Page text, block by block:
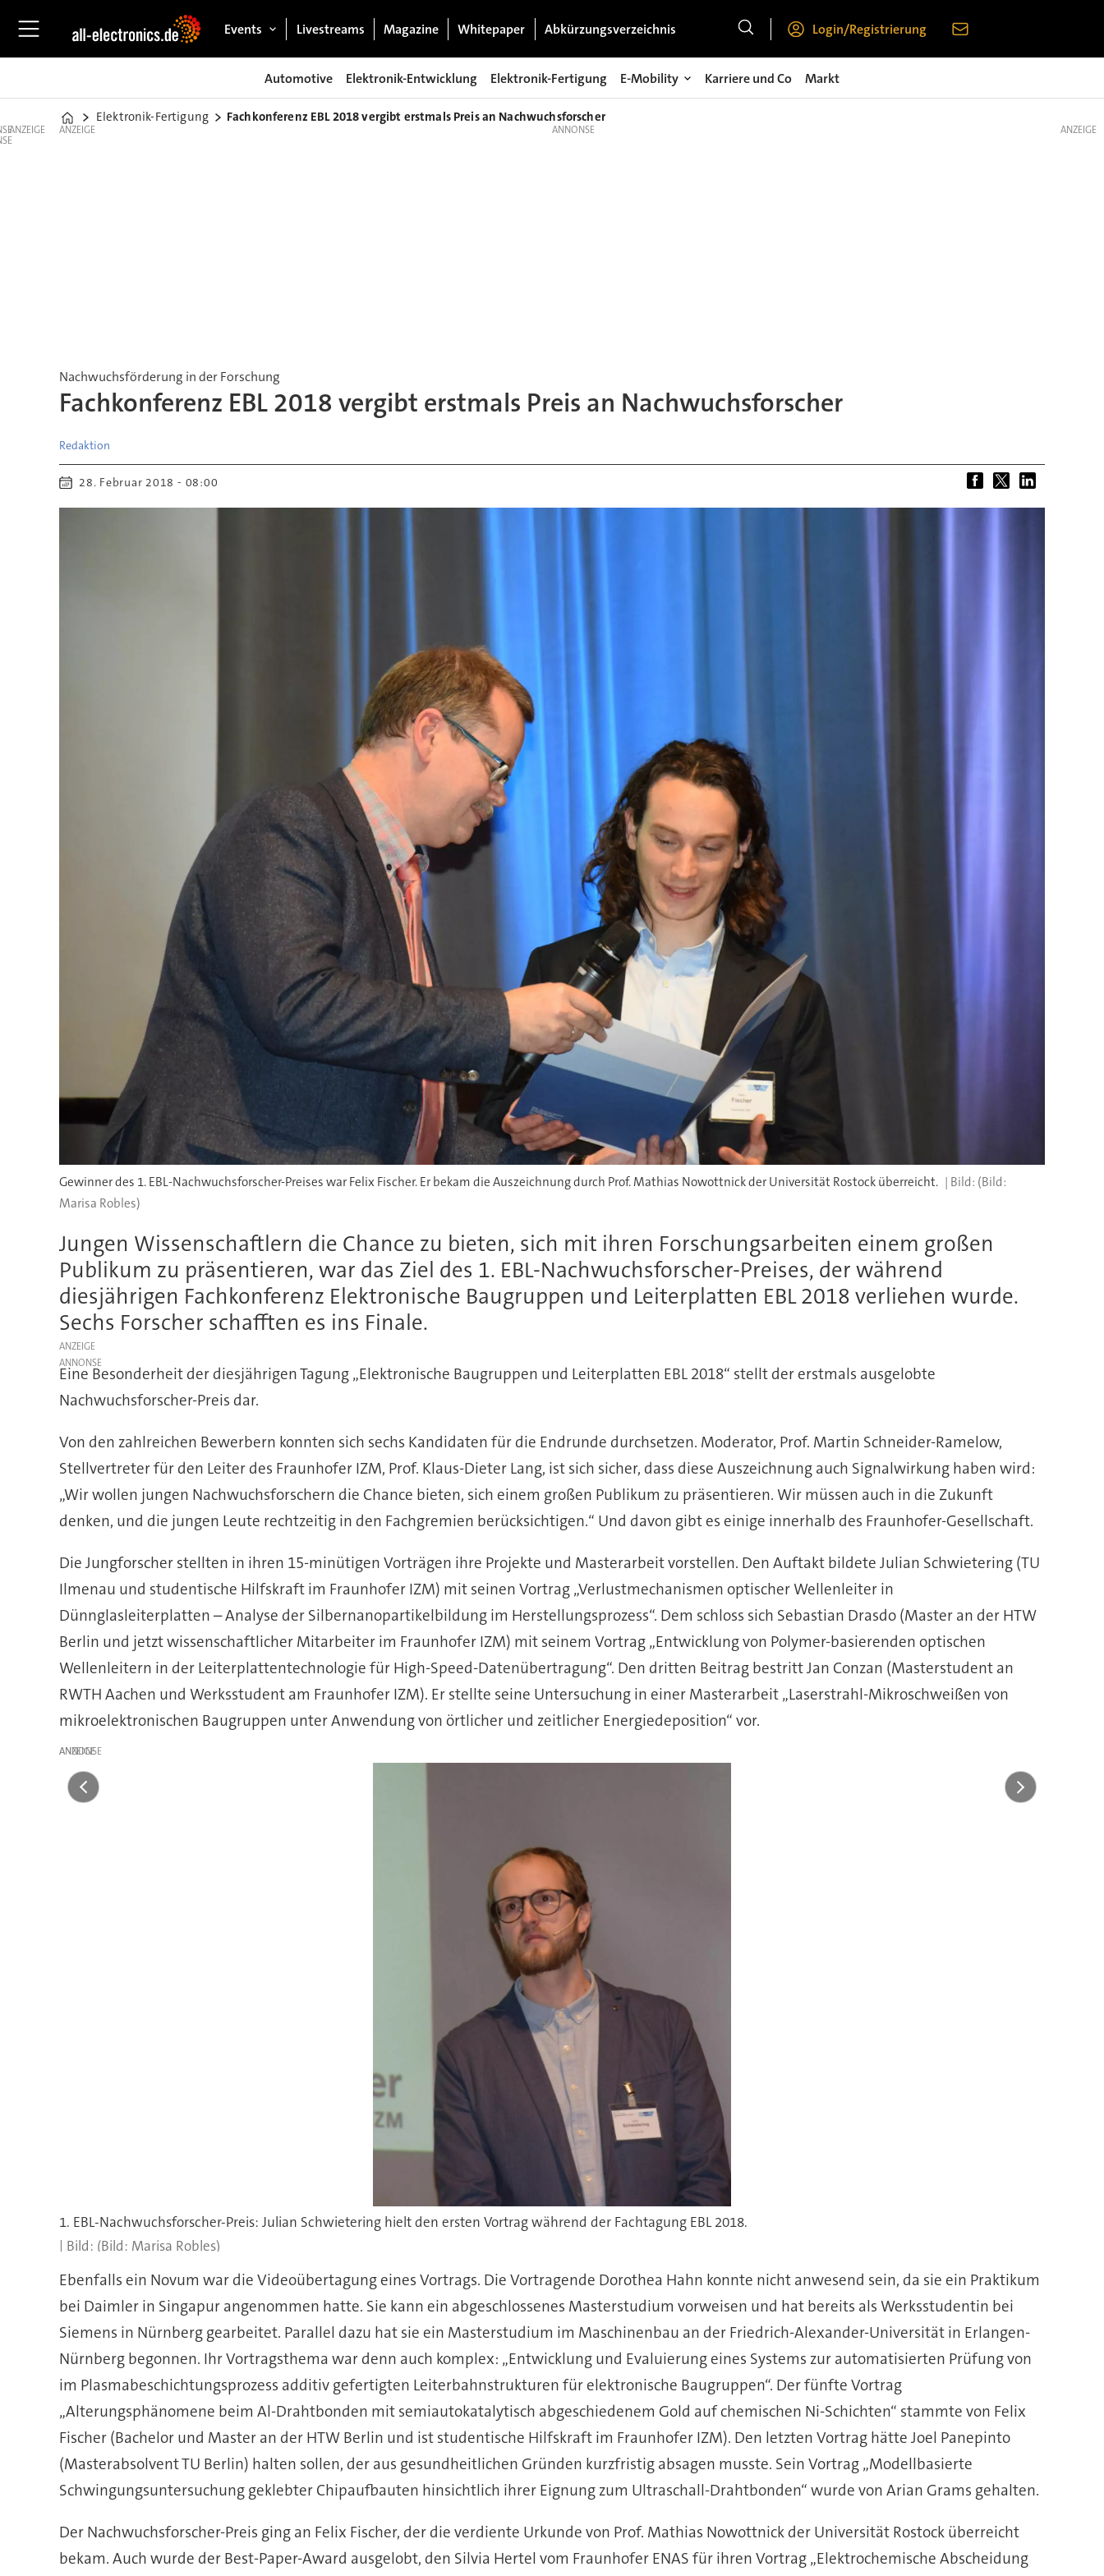
Events Livestreams Magazine Whitepaper Abkürzungsverzeichnis Login/Registrierung
Automotive Elektronik-Entwicklung Elektronik-Fertigung E-Mobility Karriere und Co Markt
Home
Elektronik-Fertigung Fachkonferenz EBL 2018 vergibt erstmals Preis an Nachwuchsforscher
ANZEIGE ANZEIGE
Nachwuchsförderung in der Forschung
Fachkonferenz EBL 2018 vergibt erstmals Preis an Nachwuchsforscher
Redaktion
28. Februar 2018 - 08:00
Gewinner des 1. EBL-Nachwuchsforscher-Preises war Felix Fischer. Er bekam die Auszeichnung durch Prof. Mathias Nowottnick der Universität Rostock überreicht.
(Bild:
Marisa Robles)
Jungen Wissenschaftlern die Chance zu bieten, sich mit ihren Forschungsarbeiten einem großen
Publikum zu präsentieren, war das Ziel des 1. EBL-Nachwuchsforscher-Preises, der während
diesjährigen Fachkonferenz Elektronische Baugruppen und Leiterplatten EBL 2018 verliehen wurde.
Sechs Forscher schafften es ins Finale.
ANZEIGE
Eine Besonderheit der diesjährigen Tagung „Elektronische Baugruppen und Leiterplatten EBL 2018“ stellt der erstmals ausgelobte
Nachwuchsforscher-Preis dar.
Von den zahlreichen Bewerbern konnten sich sechs Kandidaten für die Endrunde durchsetzen. Moderator, Prof. Martin Schneider-Ramelow,
Stellvertreter für den Leiter des Fraunhofer IZM, Prof. Klaus-Dieter Lang, ist sich sicher, dass diese Auszeichnung auch Signalwirkung haben wird:
„Wir wollen jungen Nachwuchsforschern die Chance bieten, sich einem großen Publikum zu präsentieren. Wir müssen auch in die Zukunft
denken, und die jungen Leute rechtzeitig in den Fachgremien berücksichtigen.“ Und davon gibt es einige innerhalb des Fraunhofer-Gesellschaft.
Die Jungforscher stellten in ihren 15-minütigen Vorträgen ihre Projekte und Masterarbeit vorstellen. Den Auftakt bildete Julian Schwietering (TU
Ilmenau und studentische Hilfskraft im Fraunhofer IZM) mit seinen Vortrag „Verlustmechanismen optischer Wellenleiter in
Dünnglasleiterplatten – Analyse der Silbernanopartikelbildung im Herstellungsprozess“. Dem schloss sich Sebastian Drasdo (Master an der HTW
Berlin und jetzt wissenschaftlicher Mitarbeiter im Fraunhofer IZM) mit seinem Vortrag „Entwicklung von Polymer-basierenden optischen
Wellenleitern in der Leiterplattentechnologie für High-Speed-Datenübertragung“. Den dritten Beitrag bestritt Jan Conzan (Masterstudent an
RWTH Aachen und Werksstudent am Fraunhofer IZM). Er stellte seine Untersuchung in einer Masterarbeit „Laserstrahl-Mikroschweißen von
mikroelektronischen Baugruppen unter Anwendung von örtlicher und zeitlicher Energiedeposition“ vor.
ANZEIGE
1. EBL-Nachwuchsforscher-Preis: Julian Schwietering hielt den ersten Vortrag während der Fachtagung EBL 2018.
(Bild: Marisa Robles)
Ebenfalls ein Novum war die Videoübertagung eines Vortrags. Die Vortragende Dorothea Hahn konnte nicht anwesend sein, da sie ein Praktikum
bei Daimler in Singapur angenommen hatte. Sie kann ein abgeschlossenes Masterstudium vorweisen und hat bereits als Werksstudentin bei
Siemens in Nürnberg gearbeitet. Parallel dazu hat sie ein Masterstudium im Maschinenbau an der Friedrich-Alexander-Universität in Erlangen-
Nürnberg begonnen. Ihr Vortragsthema war denn auch komplex: „Entwicklung und Evaluierung eines Systems zur automatisierten Prüfung von
im Plasmabeschichtungsprozess additiv gefertigten Leiterbahnstrukturen für elektronische Baugruppen“. Der fünfte Vortrag
„Alterungsphänomene beim Al-Drahtbonden mit semiautokatalytisch abgeschiedenem Gold auf chemischen Ni-Schichten“ stammte von Felix
Fischer (Bachelor und Master an der HTW Berlin und ist studentische Hilfskraft im Fraunhofer IZM). Den letzten Vortrag hätte Joel Panepinto
(Masterabsolvent TU Berlin) halten sollen, der aus gesundheitlichen Gründen kurzfristig absagen musste. Sein Vortrag „Modellbasierte
Schwingungsuntersuchung geklebter Chipaufbauten hinsichtlich ihrer Eignung zum Ultraschall-Drahtbonden“ wurde von Arian Grams gehalten.
Der Nachwuchsforscher-Preis ging an Felix Fischer, der die verdiente Urkunde von Prof. Mathias Nowottnick der Universität Rostock überreicht
bekam. Auch wurde der Best-Paper-Award ausgelobt, den Silvia Hertel vom Fraunhofer ENAS für ihren Vortrag „Elektrochemische Abscheidung
ANZEIGE